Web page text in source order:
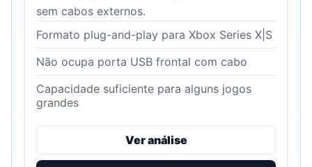
sem cabos externos.
Formato plug-and-play para Xbox Series X|S
Não ocupa porta USB frontal com cabo
Capacidade suficiente para alguns jogos
grandes
Ver análise